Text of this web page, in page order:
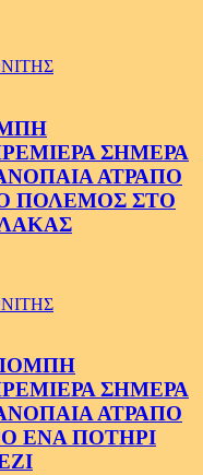
ΣΗΜΕΡΑ
ΑΤΡΑΠΟ
Ο ΠΟΛΕΜΟΣ ΣΤΟ
ΣΗΜΕΡΑ
ΑΤΡΑΠΟ
ΕΝΑ ΠΟΤΗΡΙ